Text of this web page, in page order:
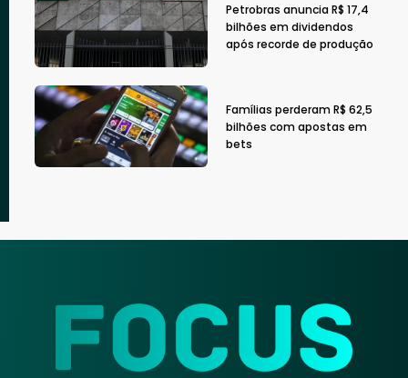
Petrobras anuncia R$ 17,4
bilhões em dividendos
após recorde de produção
Famílias perderam R$ 62,5
bilhões com apostas em
bets